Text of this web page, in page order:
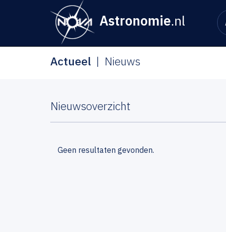
Astronomie.nl
Actueel Nieuws
Nieuwsoverzicht
Geen resultaten gevonden.